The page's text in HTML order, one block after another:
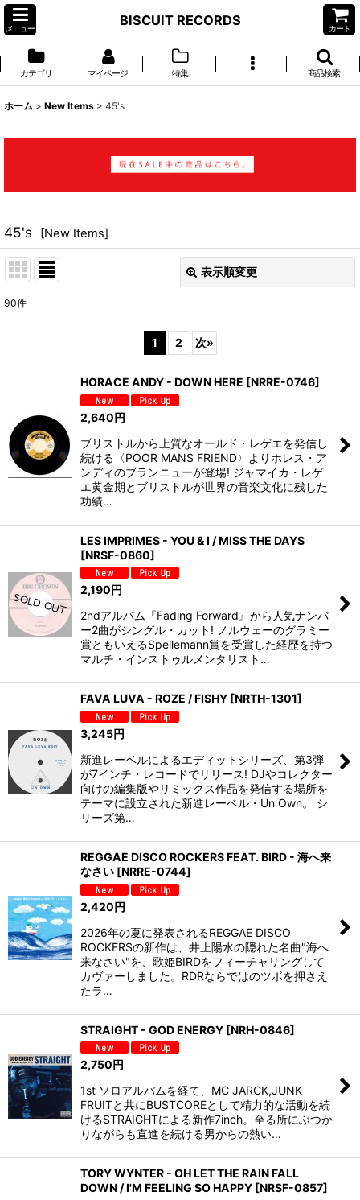
メニュー
BISCUIT RECORDS
カート
カテゴリ マイページ 特集 商品検索
ホーム > New Items > 45's
45's [New Items]
表示順変更
絞り込む
90件
1 2 次»
HORACE ANDY - DOWN HERE [NRRE-0746]
2,640円
ブリストルから上質なオールド・レゲエを発信し
続ける〈POOR MANS FRIEND〉よりホレス・ア
ンディのブランニューが登場! ジャマイカ・レゲ
エ黄金期とブリストルが世界の音楽文化に残した
功績…
LES IMPRIMES - YOU & I / MISS THE DAYS
[NRSF-0860]
2,190円
2ndアルバム『Fading Forward』から人気ナンバ
ー2曲がシングル・カット! ノルウェーのグラミー
賞ともいえるSpellemann賞を受賞した経歴を持つ
マルチ・インストゥルメンタリスト…
FAVA LUVA - ROZE / FISHY [NRTH-1301]
3,245円
新進レーベルによるエディットシリーズ、第3弾
が7インチ・レコードでリリース! DJやコレクター
向けの編集版やリミックス作品を発信する場所を
テーマに設立された新進レーベル・Un Own。 シ
リーズ第…
REGGAE DISCO ROCKERS FEAT. BIRD - 海へ来
なさい [NRRE-0744]
2,420円
2026年の夏に発表されるREGGAE DISCO
ROCKERSの新作は、井上陽水の隠れた名曲"海へ
来なさい"を、歌姫BIRDをフィーチャリングして
カヴァーしました。RDRならではのツボを押さえ
たラ…
STRAIGHT - GOD ENERGY [NRH-0846]
2,750円
1st ソロアルバムを経て、MC JARCK,JUNK
FRUITと共にBUSTCOREとして精力的な活動を続
けるSTRAIGHTによる新作7inch。至る所にぶつか
りながらも直進を続ける男からの熱い…
TORY WYNTER - OH LET THE RAIN FALL
DOWN / I'M FEELING SO HAPPY [NRSF-0857]